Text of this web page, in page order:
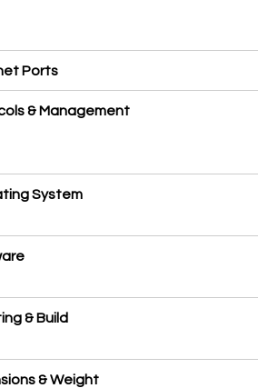
Ports
& Management
System
& Build
& Weight